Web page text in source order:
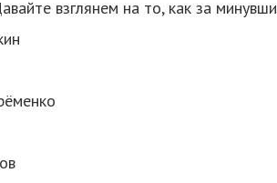
взглянем на то, как за